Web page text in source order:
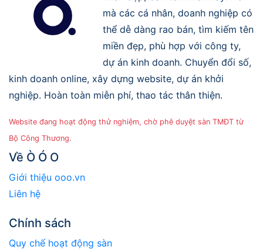
mà các cá nhân, doanh nghiệp có
thể dễ dàng rao bán, tìm kiếm tên
miền đẹp, phù hợp với công ty,
dự án kinh doanh. Chuyển đổi số,
kinh doanh online, xây dựng website, dự án khởi
nghiệp. Hoàn toàn miễn phí, thao tác thân thiện.
Website đang hoạt động thử nghiệm, chờ phê duyệt sàn TMĐT từ
Bộ Công Thương.
Về Ò Ó O
Giới thiệu ooo.vn
Liên hệ
Chính sách
Quy chế hoạt động sàn